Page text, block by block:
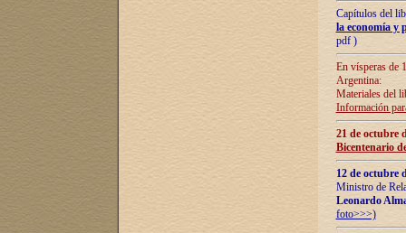
Capítulos del
la economía y
pdf )
En vísperas de
Argentina:
Materiales del
Información
21 de octubre
Bicentenario
12 de octubre
Ministro de
Leonardo
foto>>>)